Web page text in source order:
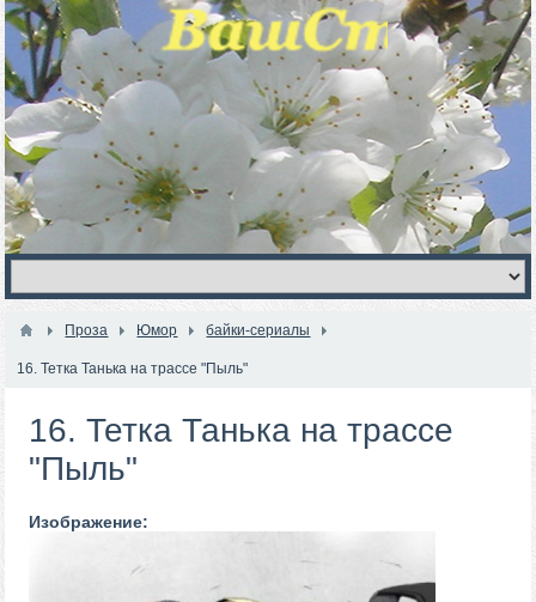
Проза Юмор байки-сериалы
16. Тетка Танька на трассе "Пыль"
16. Тетка Танька на трассе
"Пыль"
Изображение: